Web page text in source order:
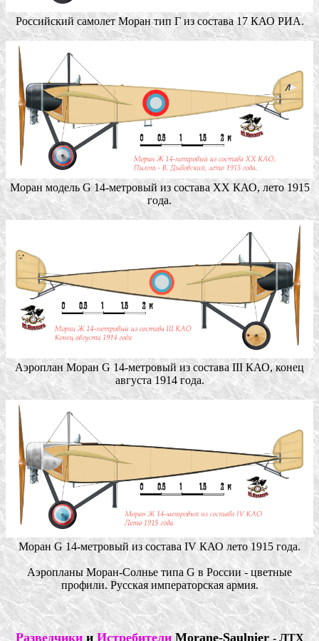
Российский самолет Моран тип Г из состава 17 КАО РИА.
Моран модель G 14-метровый из состава ХХ КАО, лето 1915
года.
Аэроплан Моран G 14-метровый из состава III КАО, конец
августа 1914 года.
Моран G 14-метровый из состава IV КАО лето 1915 года.
Аэропланы Моран-Солнье типа G в России - цветные
профили. Русская императорская армия.
РазведчикииИстребителиMorane-Saulnier- ЛТХ